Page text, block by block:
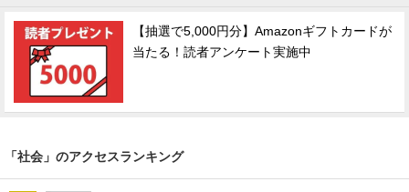
【抽選で5,000円分】Amazonギフトカードが
当たる！読者アンケート実施中
「社会」のアクセスランキング